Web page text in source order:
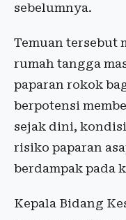
sebelumnya.
Temuan tersebut
rumah tangga
paparan rokok
berpotensi
sejak dini,
risiko paparan
berdampak pada
Kepala Bidang